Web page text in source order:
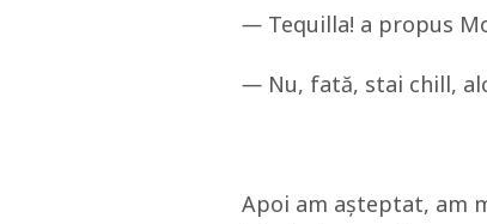
— Tequilla! a propus
— Nu, fată, stai chill,
Apoi am așteptat, am